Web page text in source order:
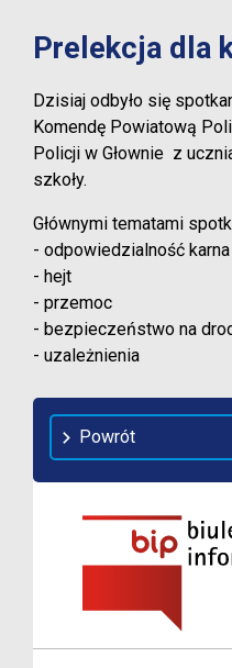
Prelekcja dla
Dzisiaj odbyło się
Komendę Powiatową
Policji w Głownie z
szkoły.
Głównymi tematami
- odpowiedzialność
- hejt
- przemoc
- bezpieczeństwo na
- uzależnienia
Powrót